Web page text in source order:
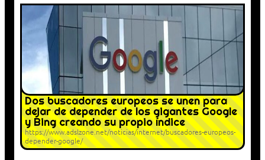
Dos buscadores europeos se unen para
dejar de depender de los gigantes Google
y Bing creando su propio índice
https://www.adslzone.net/noticias/internet/buscadores-europeos-
depender-google/